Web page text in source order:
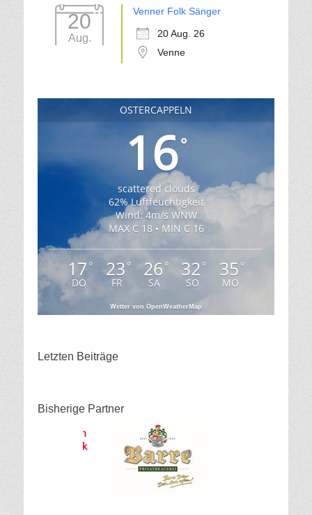
20
Aug.
Venner Folk Sänger
20 Aug. 26
Venne
OSTERCAPPELN
16°
scattered clouds
62% Luftfeuchtigkeit
Wind: 4m/s WNW
MAX C 18 • MIN C 16
17 °
DO
23 °
FR
26 °
SA
32 °
SO
35 °
MO
Wetter von OpenWeatherMap
Letzten Beiträge
Bisherige Partner